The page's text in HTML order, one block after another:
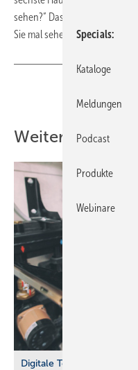
sehen?” Das Ehepaar
Sie mal sehen, wie stabil wir
Weitere Inhalte
Digitale Tools
Specials
Kataloge
Meldungen
Podcast
Produkte
Webinare